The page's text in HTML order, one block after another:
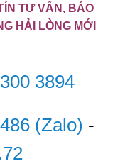
TƯ VẤN, BÁO
HẢI LÒNG MỚI
3894
(Zalo) -